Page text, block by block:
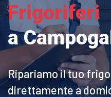
Frigoriferi
a
Ripariamo il tuo
direttamente a